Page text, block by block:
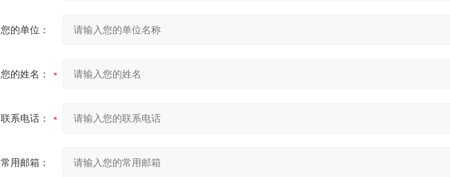
您的单位：
您的姓名：
联系电话：
常用邮箱：